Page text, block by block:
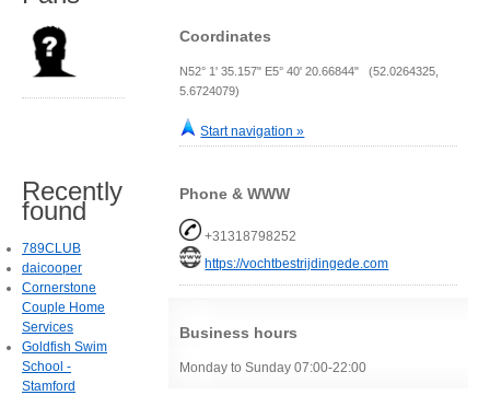
Coordinates
N52° 1' 35.157" E5° 40' 20.66844" (52.0264325,
5.6724079)
Start navigation »
Phone & WWW
+31318798252
https://vochtbestrijdingede.com
Business hours
Monday to Sunday 07:00-22:00
Recently
found
789CLUB
daicooper
Cornerstone
Couple Home
Services
Goldfish Swim
School -
Stamford